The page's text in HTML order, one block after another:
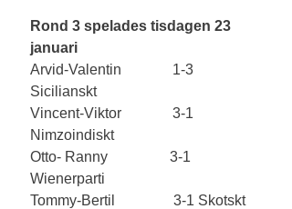
Rond 3 spelades tisdagen 23
januari
Arvid-Valentin              1-3
Sicilianskt
Vincent-Viktor              3-1
Nimzoindiskt
Otto- Ranny                 3-1
Wienerparti
Tommy-Bertil                3-1 Skotskt